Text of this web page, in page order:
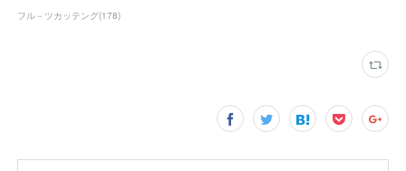
フル－ツカッテング(178)